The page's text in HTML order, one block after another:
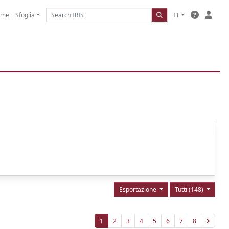
Sfoglia IT
Tutti (148)
Esportazione
1 2 3 4 5 6 7 8